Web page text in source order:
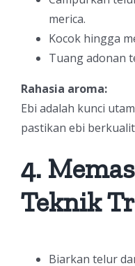
merica.
Kocok hingga
Tuang adonan
Rahasia aroma:
Ebi adalah kunci
pastikan ebi
4.
Teknik
Biarkan telur